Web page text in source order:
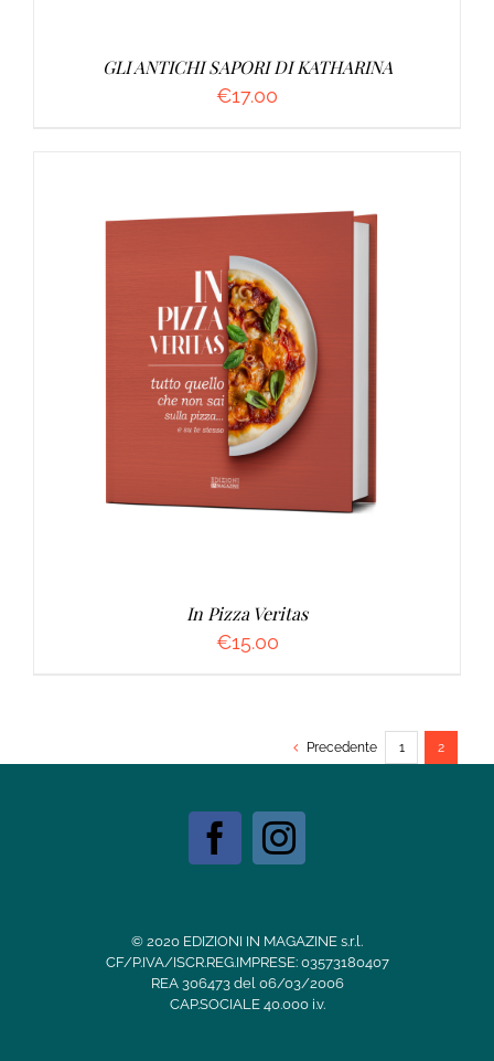
GLI ANTICHI SAPORI DI KATHARINA
€17.00
AGGIUNGI AL CARRELLO /
In Pizza Veritas
€15.00
Precedente 1 2
© 2020 EDIZIONI IN MAGAZINE s.r.l.
CF/P.IVA/ISCR.REG.IMPRESE: 03573180407
REA 306473 del 06/03/2006
CAP.SOCIALE 40.000 i.v.